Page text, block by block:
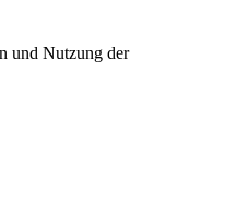
und Nutzung der